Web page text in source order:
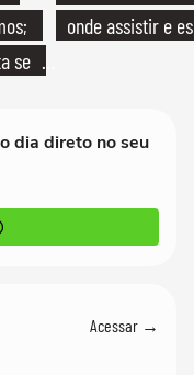
se
onde assistir e
dia direto no seu
Acessar →